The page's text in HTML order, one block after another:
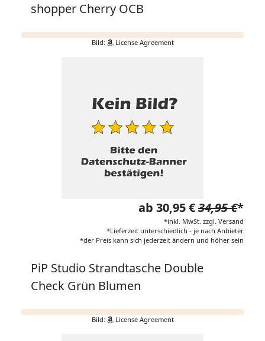
shopper Cherry OCB
Bild: License Agreement
ab 30,95 €34,95 €*
*inkl. MwSt. zzgl. Versand
*Lieferzeit unterschiedlich - je nach Anbieter
*der Preis kann sich jederzeit ändern und höher sein
PiP Studio Strandtasche Double
Check Grün Blumen
Bild: License Agreement